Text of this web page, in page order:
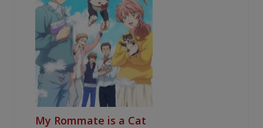
My Rommate is a Cat